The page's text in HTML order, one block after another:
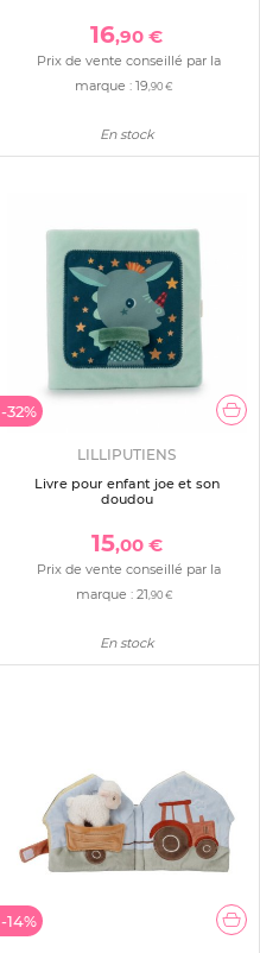
16,90 €
Prix de vente conseillé par la
marque :19 ,90 €
En stock
-32%
LILLIPUTIENS
Livre pour enfant joe et son
doudou
15,00 €
Prix de vente conseillé par la
marque : 21,90 €
En stock
-14%